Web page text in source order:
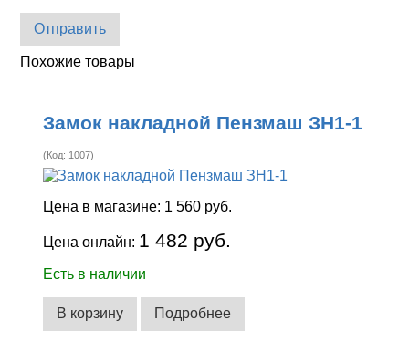
Отправить
Похожие товары
Замок накладной Пензмаш ЗН1-1
(Код: 1007)
Цена в магазине: 1 560 руб.
Цена онлайн: 1 482 руб.
Есть в наличии
В корзину Подробнее